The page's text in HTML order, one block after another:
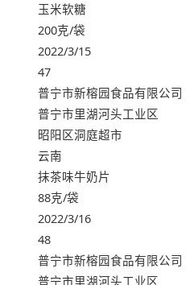
玉米软糖
200克/袋
2022/3/15
47
普宁市新榕园食品有限公司
普宁市里湖河头工业区
昭阳区洞庭超市
云南
抹茶味牛奶片
88克/袋
2022/3/16
48
普宁市新榕园食品有限公司
普宁市里湖河头工业区